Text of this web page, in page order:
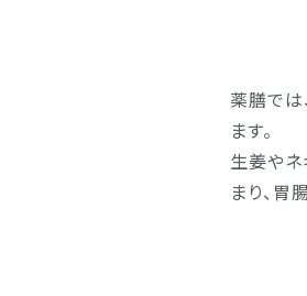
薬膳では
ます。
生姜やネ
まり、胃